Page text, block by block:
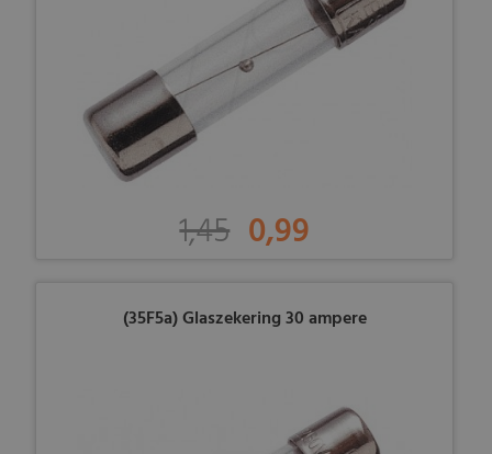
1,45 0,99
(35F5a) Glaszekering 30 ampere